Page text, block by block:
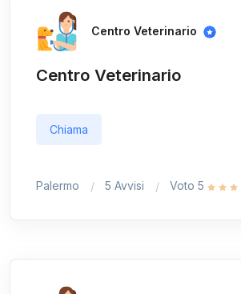
Centro Veterinario
Centro Veterinario
Chiama
Palermo 5 Avvisi Voto 5